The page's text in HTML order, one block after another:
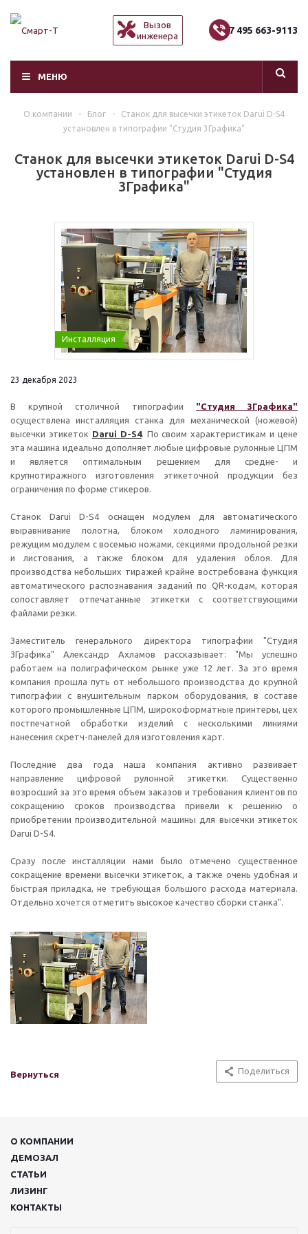
Вызов
инженера
+7 495 663-9113
МЕНЮ
О компании - Блог -
Станок для высечки этикеток Darui D-S4
установлен в типографии "Студия 3Графика"
Станок для высечки этикеток Darui D-S4
установлен в типографии "Студия
3Графика"
Инсталляция
23 декабря 2023
В крупной столичной типографии "Студия 3Графика"
осуществлена инсталляция станка для механической (ножевой)
высечки этикеток Darui D-S4. По своим характеристикам и цене
эта машина идеально дополняет любые цифровые рулонные ЦПМ
и является оптимальным решением для средне- и
крупнотиражного изготовления этикеточной продукции без
ограничения по форме стикеров.
Станок Darui D-S4 оснащен модулем для автоматического
выравнивание полотна, блоком холодного ламинирования,
режущим модулем с восемью ножами, секциями продольной резки
и листования, а также блоком для удаления облоя. Для
производства небольших тиражей крайне востребована функция
автоматического распознавания заданий по QR-кодам, которая
сопоставляет отпечатанные этикетки с соответствующими
файлами резки.
Заместитель генерального директора типографии "Студия
3Графика" Александр Ахламов рассказывает: "Мы успешно
работаем на полиграфическом рынке уже 12 лет. За это время
компания прошла путь от небольшого производства до крупной
типографии с внушительным парком оборудования, в составе
которого промышленные ЦПМ, широкоформатные принтеры, цех
постпечатной обработки изделий с несколькими линиями
нанесения скретч-панелей для изготовления карт.
Последние два года наша компания активно развивает
направление цифровой рулонной этикетки. Существенно
возросший за это время объем заказов и требования клиентов по
сокращению сроков производства привели к решению о
приобретении производительной машины для высечки этикеток
Darui D-S4.
Сразу после инсталляции нами было отмечено существенное
сокращение времени высечки этикеток, а также очень удобная и
быстрая приладка, не требующая большого расхода материала.
Отдельно хочется отметить высокое качество сборки станка".
Вернуться Поделиться
О КОМПАНИИ
ДЕМОЗАЛ
СТАТЬИ
ЛИЗИНГ
КОНТАКТЫ